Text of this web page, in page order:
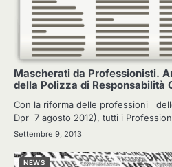
Mascherati da Professionisti.
della Polizza di Responsabilità
Con la riforma delle professioni
Dpr 7 agosto 2012), tutti i
Settembre 9, 2013
NEWS